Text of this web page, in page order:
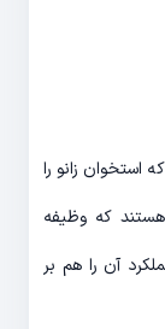
استخوان‌ زانو را
که وظیفه
آن را هم بر